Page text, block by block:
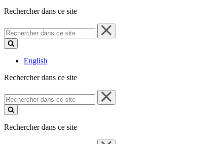
Rechercher dans ce site
Rechercher
dans
ce
English
Rechercher dans ce site
Rechercher
dans
ce
Rechercher dans ce site